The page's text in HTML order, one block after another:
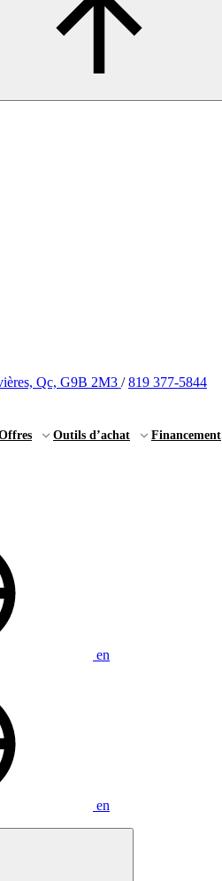
Qc, G9B 2M3 / 819 377-5844
Outils d’achat Financement
en
en